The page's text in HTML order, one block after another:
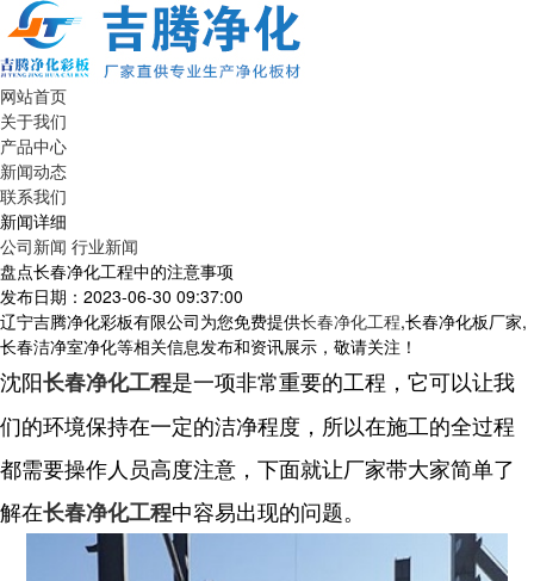
网站首页
关于我们
产品中心
新闻动态
联系我们
新闻详细
公司新闻 行业新闻
盘点长春净化工程中的注意事项
发布日期：2023-06-30 09:37:00
辽宁吉腾净化彩板有限公司为您免费提供长春净化工程,长春净化板厂家,
长春洁净室净化等相关信息发布和资讯展示，敬请关注！
沈阳长春净化工程是一项非常重要的工程，它可以让我
们的环境保持在一定的洁净程度，所以在施工的全过程
都需要操作人员高度注意，下面就让厂家带大家简单了
解在长春净化工程中容易出现的问题。